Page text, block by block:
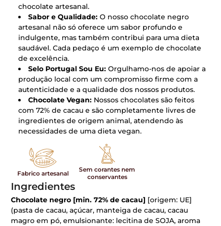
chocolate artesanal.
Sabor e Qualidade: O nosso chocolate negro
artesanal não só oferece um sabor profundo e
indulgente, mas também contribui para uma dieta
saudável. Cada pedaço é um exemplo de chocolate
de excelência.
Selo Portugal Sou Eu: Orgulhamo-nos de apoiar a
produção local com um compromisso firme com a
autenticidade e a qualidade dos nossos produtos.
Chocolate Vegan: Nossos chocolates são feitos
com 72% de cacau e são completamente livres de
ingredientes de origem animal, atendendo às
necessidades de uma dieta vegan.
Fabrico artesanal
Sem corantes nem
conservantes
Ingredientes
Chocolate negro [min. 72% de cacau] [origem: UE]
(pasta de cacau, açúcar, manteiga de cacau, cacau
magro em pó, emulsionante: lecitina de SOJA, aroma